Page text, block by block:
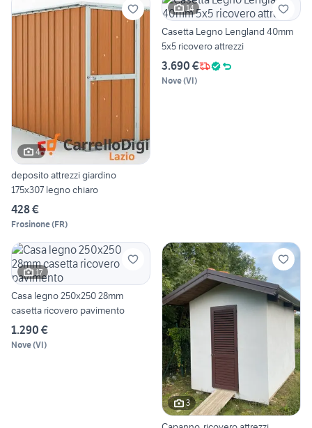
4
deposito attrezzi giardino
175x307 legno chiaro
428 €
Frosinone(FR)
14
Casetta Legno Lengland 40mm
5x5 ricovero attrezzi
3.690 €
Nove(VI)
17
Casa legno 250x250 28mm
casetta ricovero pavimento
1.290 €
Nove(VI)
3